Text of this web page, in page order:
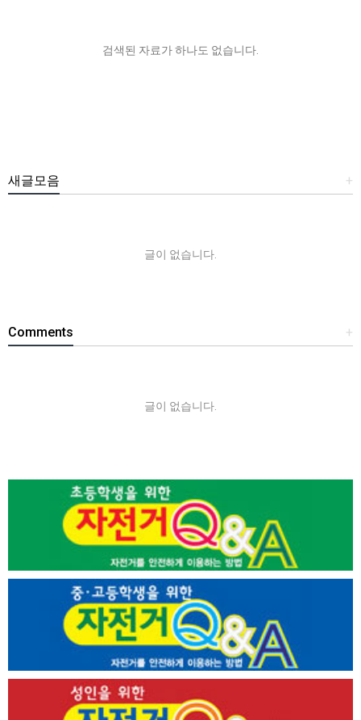
검색된 자료가 하나도 없습니다.
+
새글모음
글이 없습니다.
+
Comments
글이 없습니다.